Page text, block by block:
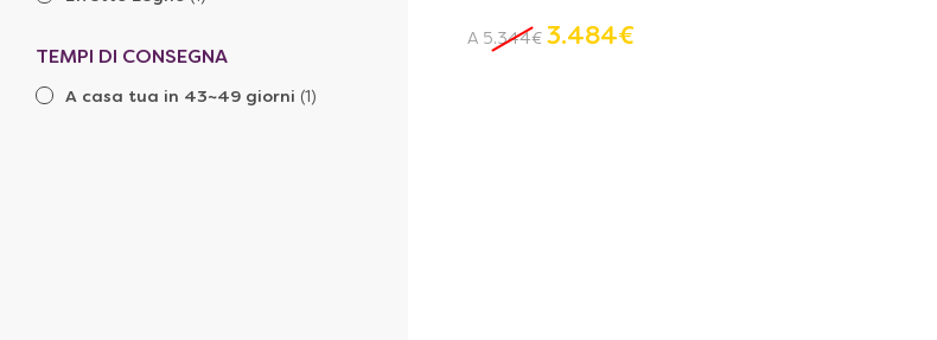
TEMPI DI CONSEGNA
A casa tua in 43~49 giorni (1)
A 5.344€ 3.484€